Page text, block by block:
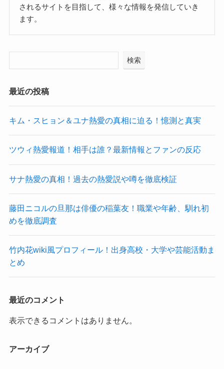
されるサイトを目指して、様々な情報を発信していき
ます。
検索
最近の投稿
キム・スヒョン＆ユナ熱愛の真相に迫る！憶測と真実
ツウィ熱愛報道！相手は誰？最新情報とファンの反応
サナ熱愛の真相！過去の熱愛説や噂を徹底検証
藤田ニコルの旦那は俳優の稲葉友！職業や年齢、馴れ初
めを徹底調査
竹内花wiki風プロフィール！出身高校・大学や芸能活動ま
とめ
最近のコメント
表示できるコメントはありません。
アーカイブ